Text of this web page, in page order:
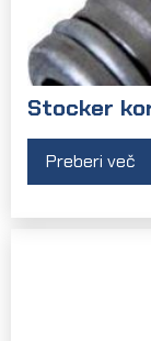
Stocker
Preberi več